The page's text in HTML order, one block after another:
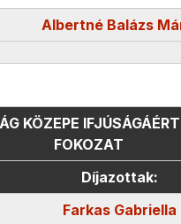
Albertné Balázs
KÖZEPE
FOKOZAT
Díjazottak:
Farkas Gabriella